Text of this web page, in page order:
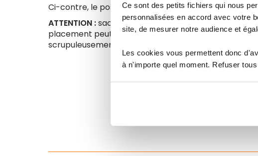
Ce sont des petits fichiers qui nous
personnalisées en accord avec votre
site, de mesurer notre audience et
Les cookies vous permettent donc
à n'importe quel moment. Refuser
Ci-contre, le positionnement du piège Mosquitaire
ATTENTION :sachez que le placement de votre
placement peut induire de mauvais, voir l'absence
scrupuleusement les instructions de placement.